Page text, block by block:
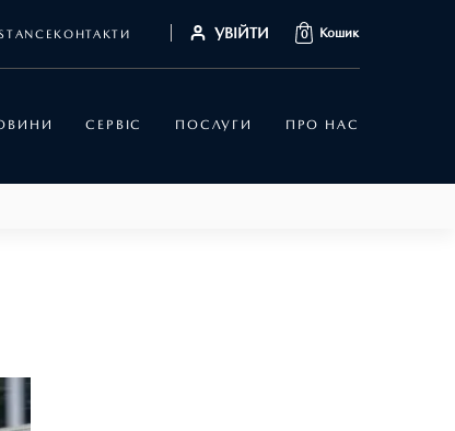
КОНТАКТИ УВІЙТИ 0 Кошик
СЕРВІС ПОСЛУГИ ПРО НАС